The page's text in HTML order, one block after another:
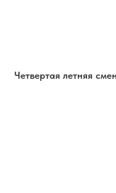
Четвертая летняя